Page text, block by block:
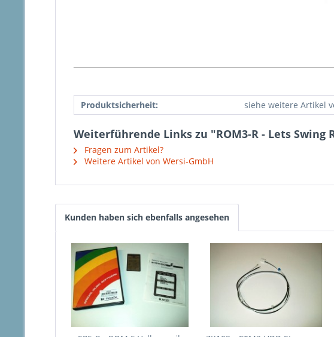
Produktsicherheit: siehe weitere Artikel
Weiterführende Links zu "ROM3-R - Lets
Fragen zum Artikel?
Weitere Artikel von Wersi-GmbH
Kunden haben sich ebenfalls angesehen